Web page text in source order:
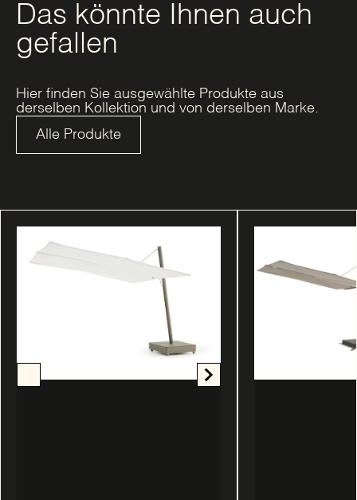
Das könnte Ihnen auch
gefallen
Hier finden Sie ausgewählte Produkte aus
derselben Kollektion und von derselben Marke.
Alle Produkte